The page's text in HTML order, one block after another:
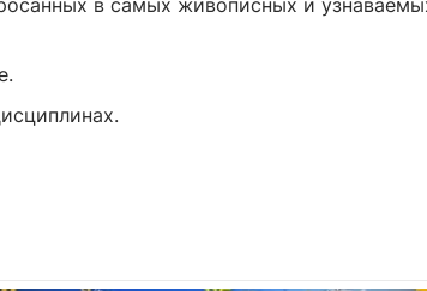
в самых живописных и